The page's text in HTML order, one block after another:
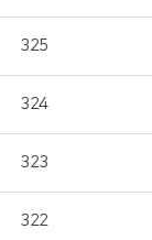
325
324
323
322